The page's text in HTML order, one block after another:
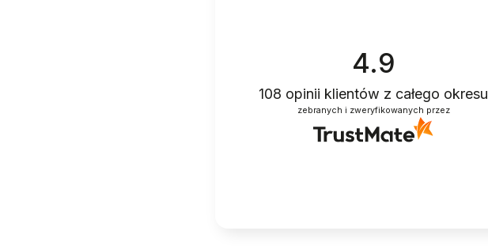
4.9
108 opinii klientów z całego okresu
zebranych i zweryfikowanych przez